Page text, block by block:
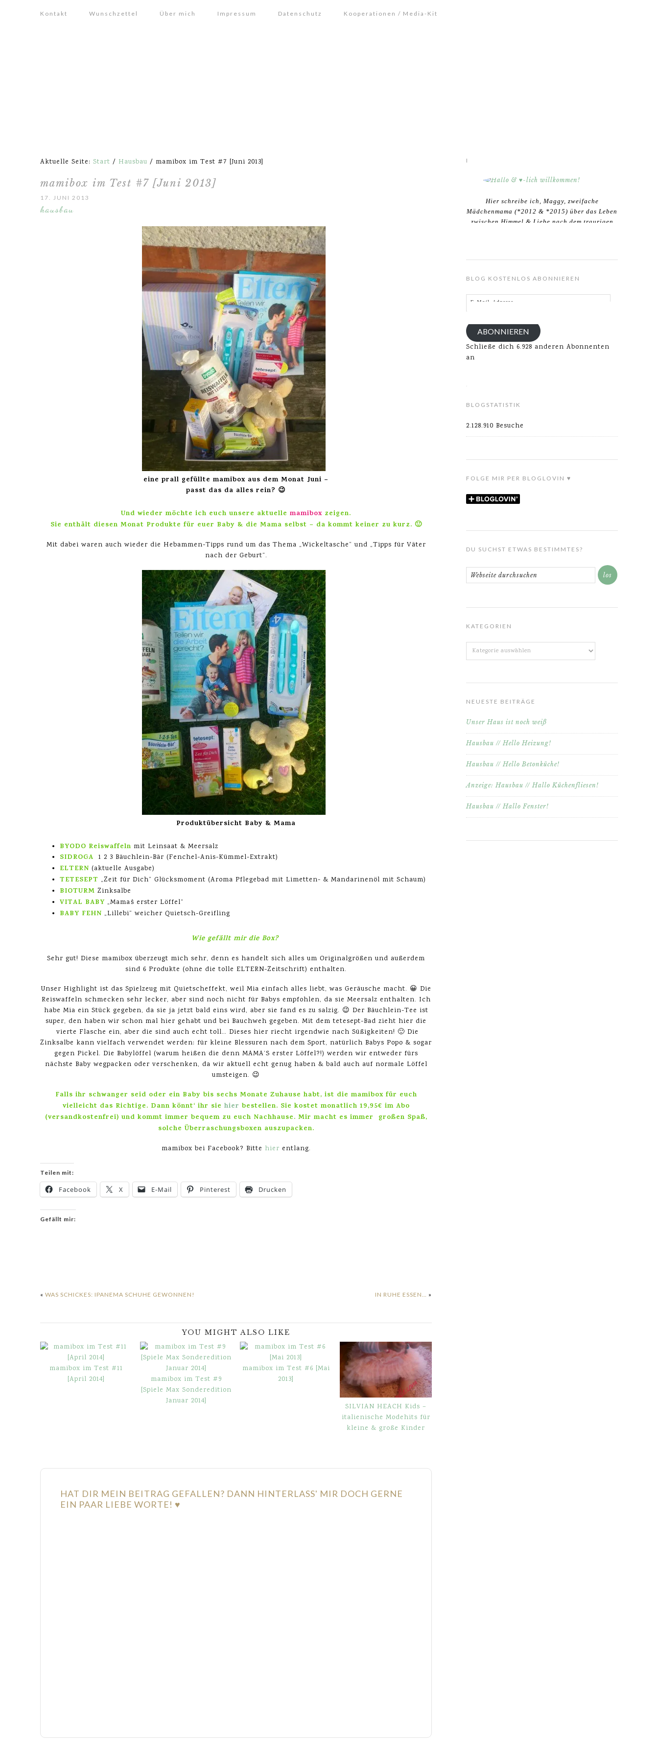
Kontakt Wunschzettel Über mich Impressum Datenschutz Kooperationen / Media-Kit
Aktuelle Seite: Start / Hausbau / mamibox im Test #7 [Juni 2013]
mamibox im Test #7 [Juni 2013]
17. JUNI 2013
hausbau
eine prall gefüllte mamibox aus dem Monat Juni –
passt das da alles rein? 😉
Und wieder möchte ich euch unsere aktuelle mamibox zeigen.
Sie enthält diesen Monat Produkte für euer Baby & die Mama selbst – da kommt keiner zu kurz. 🙂
Mit dabei waren auch wieder die Hebammen-Tipps rund um das Thema „Wickeltasche“ und „Tipps für Väter
nach der Geburt“.
Produktübersicht Baby & Mama
BYODO Reiswaffeln mit Leinsaat & Meersalz
SIDROGA 1 2 3 Bäuchlein-Bär (Fenchel-Anis-Kümmel-Extrakt)
ELTERN (aktuelle Ausgabe)
TETESEPT „Zeit für Dich“ Glücksmoment (Aroma Pflegebad mit Limetten- & Mandarinenöl mit Schaum)
BIOTURM Zinksalbe
VITAL BABY „Mama´s erster Löffel“
BABY FEHN „Lillebi“ weicher Quietsch-Greifling
Wie gefällt mir die Box?
Sehr gut! Diese mamibox überzeugt mich sehr, denn es handelt sich alles um Originalgrößen und außerdem
sind 6 Produkte (ohne die tolle ELTERN-Zeitschrift) enthalten.
Unser Highlight ist das Spielzeug mit Quietscheffekt, weil Mia einfach alles liebt, was Geräusche macht. 😀 Die
Reiswaffeln schmecken sehr lecker, aber sind noch nicht für Babys empfohlen, da sie Meersalz enthalten. Ich
habe Mia ein Stück gegeben, da sie ja jetzt bald eins wird, aber sie fand es zu salzig. 😉 Der Bäuchlein-Tee ist
super, den haben wir schon mal hier gehabt und bei Bauchweh gegeben. Mit dem tetesept-Bad zieht hier die
vierte Flasche ein, aber die sind auch echt toll… Dieses hier riecht irgendwie nach Süßigkeiten! 🙂 Die
Zinksalbe kann vielfach verwendet werden: für kleine Blessuren nach dem Sport, natürlich Babys Popo & sogar
gegen Pickel. Die Babylöffel (warum heißen die denn MAMA’S erster Löffel?!) werden wir entweder fürs
nächste Baby wegpacken oder verschenken, da wir aktuell echt genug haben & bald auch auf normale Löffel
umsteigen. 😉
Falls ihr schwanger seid oder ein Baby bis sechs Monate Zuhause habt, ist die mamibox für euch
vielleicht das Richtige. Dann könnt‘ ihr sie hier bestellen. Sie kostet monatlich 19,95€ im Abo
(versandkostenfrei) und kommt immer bequem zu euch Nachhause. Mir macht es immer großen Spaß,
solche Überraschungsboxen auszupacken.
mamibox bei Facebook? Bitte hier entlang.
Teilen mit:
Facebook X E-Mail Pinterest Drucken
Gefällt mir:
« WAS SCHICKES: IPANEMA SCHUHE GEWONNEN! IN RUHE ESSEN… »
YOU MIGHT ALSO LIKE
mamibox im Test #11
[April 2014]
mamibox im Test #9
[Spiele Max Sonderedition
Januar 2014]
mamibox im Test #6 [Mai
2013]
SILVIAN HEACH Kids –
italienische Modehits für
kleine & große Kinder
HAT DIR MEIN BEITRAG GEFALLEN? DANN HINTERLASS' MIR DOCH GERNE
EIN PAAR LIEBE WORTE! ♥
HALLO & ♥-LICH WILLKOMMEN!
Hier schreibe ich, Maggy, zweifache
Mädchenmama (*2012 & *2015) über das Leben
zwischen Himmel & Liebe nach dem traurigen
BLOG KOSTENLOS ABONNIEREN
E-
Mail-
ABONNIEREN
Schließe dich 6.928 anderen Abonnenten
an
BLOGSTATISTIK
2.128.910 Besuche
FOLGE MIR PER BLOGLOVIN ♥
DU SUCHST ETWAS BESTIMMTES?
KATEGORIEN
Kategorien
NEUESTE BEITRÄGE
Unser Haus ist noch weiß
Hausbau // Hello Heizung!
Hausbau // Hello Betonküche!
Anzeige: Hausbau // Hallo Küchenfliesen!
Hausbau // Hallo Fenster!